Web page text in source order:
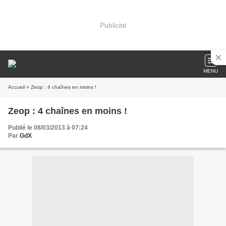
Publicité
MENU
Accueil » Zeop : 4 chaînes en moins !
Zeop : 4 chaînes en moins !
Publié le 08/03/2013 à 07:24
Par GdX